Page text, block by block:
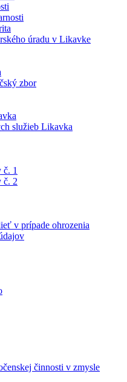
úradu v Likavke
zbor
služieb Likavka
č. 1
č. 2
v prípade ohrozenia
činnosti v zmysle